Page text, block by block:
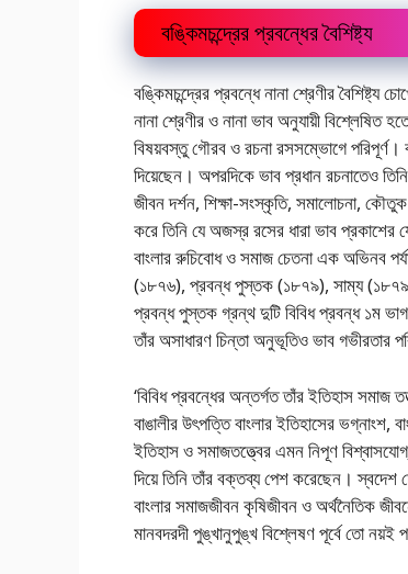
বঙ্কিমচন্দ্রের প্রবন্ধের বৈশিষ্ট্য
বঙ্কিমচন্দ্রের প্রবন্ধে নানা শ্রেণীর
নানা শ্রেণীর ও নানা ভাব অনুযায়ী বিশ্লেষিত
বিষয়বস্তু গৌরব ও রচনা রসসম্ভোগে পরিপূর্ণ।
দিয়েছেন। অপরদিকে ভাব প্রধান রচনাতেও
জীবন দর্শন, শিক্ষা-সংস্কৃতি, সমালোচনা,
করে তিনি যে অজস্র রসের ধারা ভাব প্রকাশের
বাংলার রুচিবোধ ও সমাজ চেতনা এক অভিনব
(১৮৭৬), প্রবন্ধ পুস্তক (১৮৭৯), সাম্য (১৮৭৯),
প্রবন্ধ পুস্তক গ্রন্থ দুটি বিবিধ প্রবন্ধ ১ম
তাঁর অসাধারণ চিন্তা অনুভূতিও ভাব গভীরতার
‘বিবিধ প্রবন্ধের অন্তর্গত তাঁর ইতিহাস
বাঙালীর উৎপত্তি বাংলার ইতিহাসের ভগ্নাংশ,
ইতিহাস ও সমাজতত্ত্বের এমন নিপূণ
দিয়ে তিনি তাঁর বক্তব্য পেশ করেছেন।
বাংলার সমাজজীবন কৃষিজীবন ও অর্থনৈতিক
মানবদরদী পুঙ্খানুপুঙ্খ বিশ্লেষণ পূর্বে তো নয়ই